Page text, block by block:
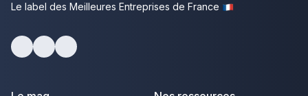
Le label des Meilleures Entreprises de France